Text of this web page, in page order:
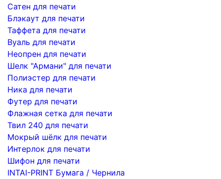
Сатен для печати
Блэкаут для печати
Таффета для печати
Вуаль для печати
Неопрен для печати
Шелк "Армани" для печати
Полиэстер для печати
Ника для печати
Футер для печати
Флажная сетка для печати
Твил 240 для печати
Мокрый шёлк для печати
Интерлок для печати
Шифон для печати
INTAI-PRINT Бумага / Чернила